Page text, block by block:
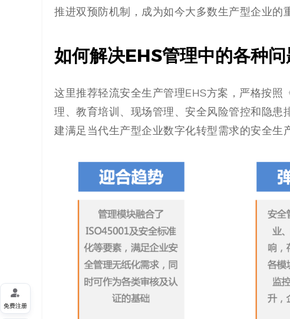
推进双预防机制，成为如今大多数生产型企业的
如何解决EHS管理中的各种问
这里推荐轻流安全生产管理EHS方案，严格按照
理、教育培训、现场管理、安全风险管控和隐患
建满足当代生产型企业数字化转型需求的安全生

免费注册